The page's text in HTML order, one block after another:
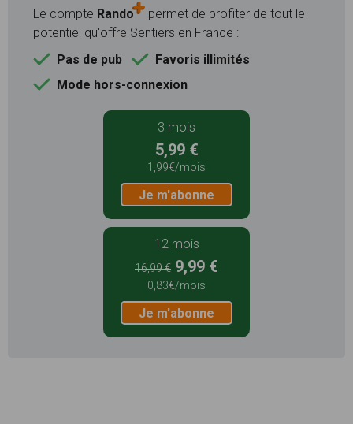
Le compte Rando
permet de profiter de tout le
potentiel qu'offre Sentiers en France :
Pas de pub
Favoris illimités
Mode hors-connexion
3 mois
5,99 €
1,99€/mois
Je m'abonne
12 mois
16,99 € 9,99 €
0,83€/mois
Je m'abonne